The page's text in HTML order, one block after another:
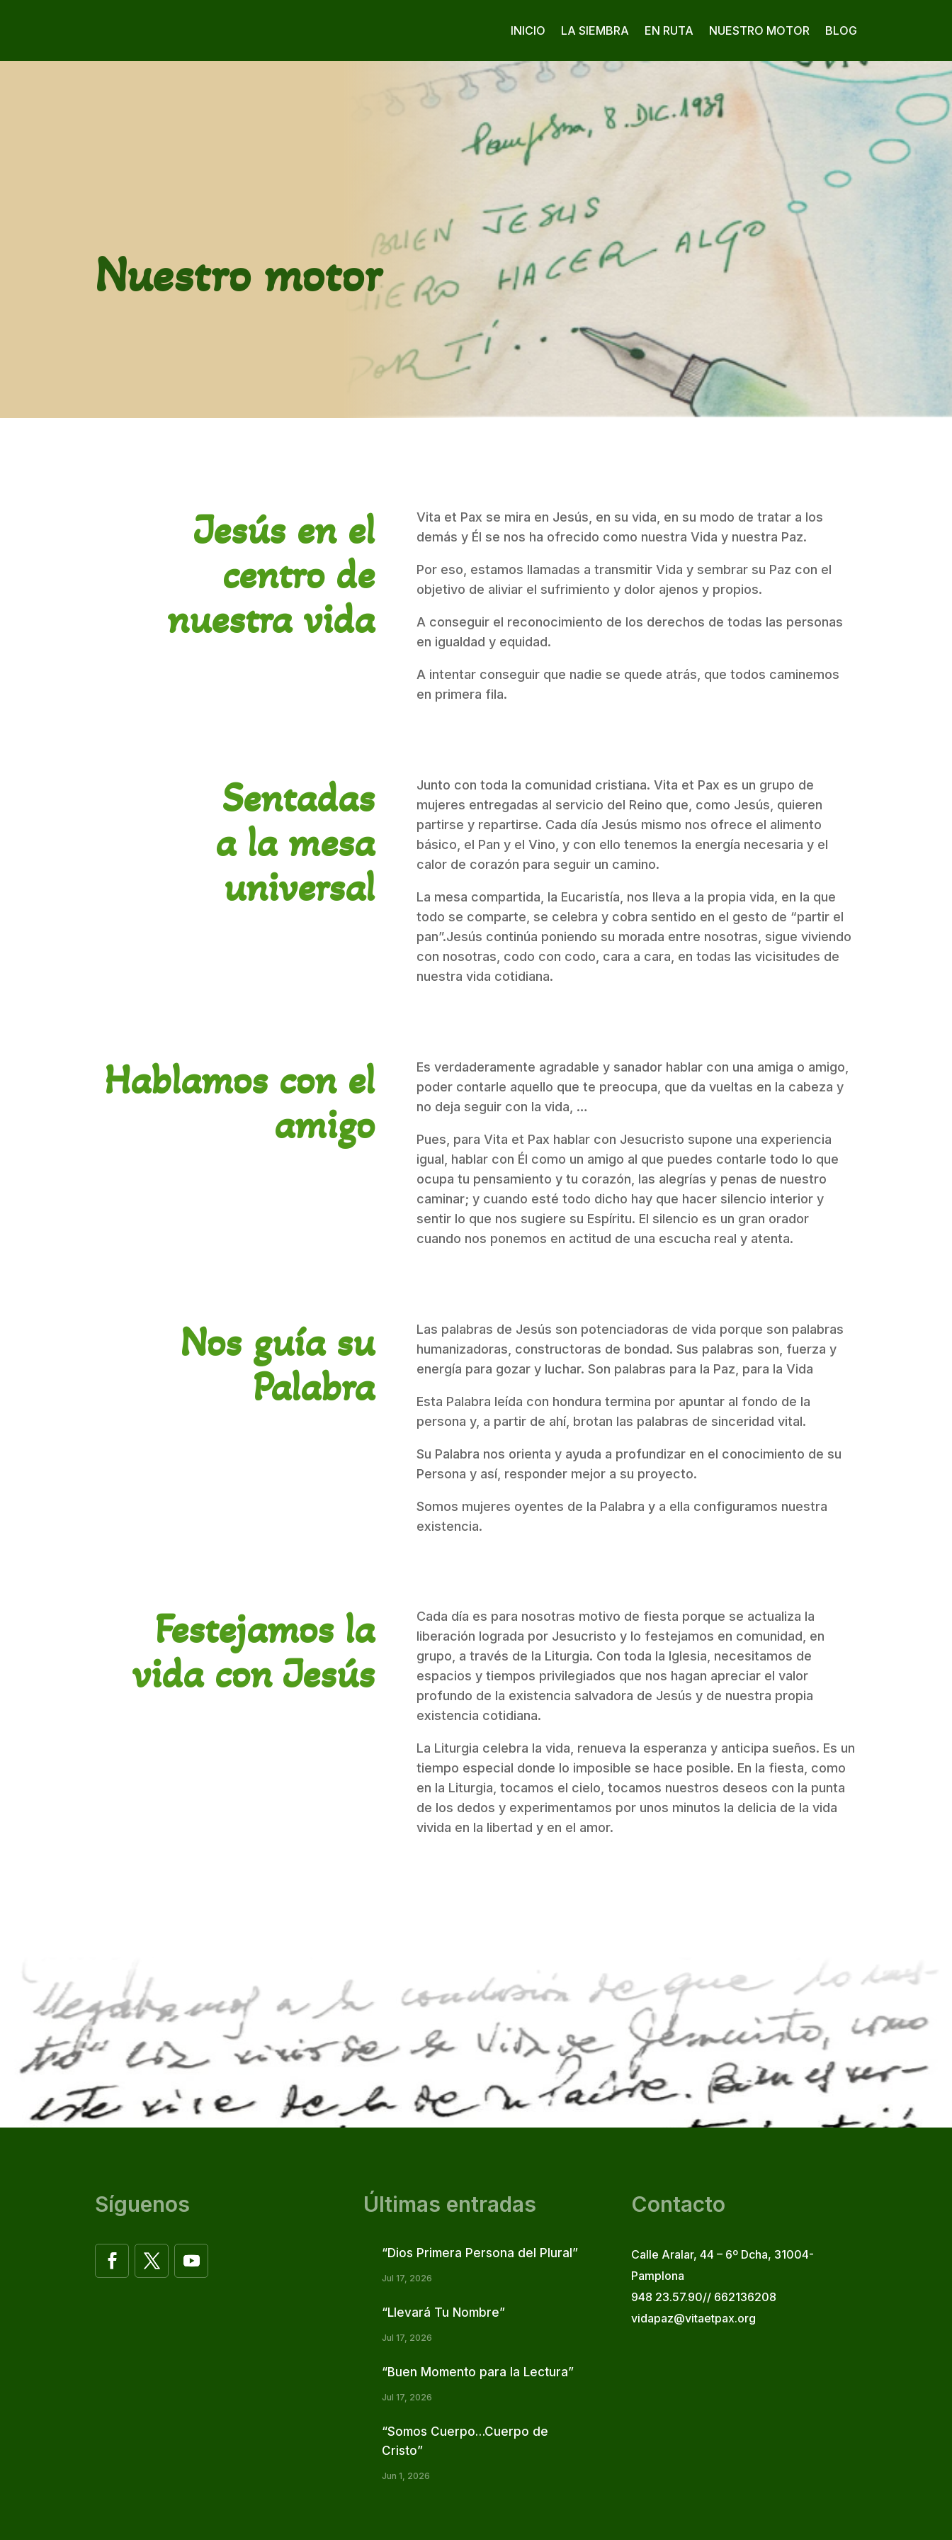
INICIO LA SIEMBRA EN RUTA NUESTRO MOTOR BLOG
Nuestro motor
Jesús en el
centro de
nuestra vida
Vita et Pax se mira en Jesús, en su vida, en su modo de tratar a los
demás y Él se nos ha ofrecido como nuestra Vida y nuestra Paz.
Por eso, estamos llamadas a transmitir Vida y sembrar su Paz con el
objetivo de aliviar el sufrimiento y dolor ajenos y propios.
A conseguir el reconocimiento de los derechos de todas las personas
en igualdad y equidad.
A intentar conseguir que nadie se quede atrás, que todos caminemos
en primera fila.
Sentadas
a la mesa
universal
Junto con toda la comunidad cristiana. Vita et Pax es un grupo de
mujeres entregadas al servicio del Reino que, como Jesús, quieren
partirse y repartirse. Cada día Jesús mismo nos ofrece el alimento
básico, el Pan y el Vino, y con ello tenemos la energía necesaria y el
calor de corazón para seguir un camino.
La mesa compartida, la Eucaristía, nos lleva a la propia vida, en la que
todo se comparte, se celebra y cobra sentido en el gesto de “partir el
pan”.Jesús continúa poniendo su morada entre nosotras, sigue viviendo
con nosotras, codo con codo, cara a cara, en todas las vicisitudes de
nuestra vida cotidiana.
Hablamos con el
amigo
Es verdaderamente agradable y sanador hablar con una amiga o amigo,
poder contarle aquello que te preocupa, que da vueltas en la cabeza y
no deja seguir con la vida, …
Pues, para Vita et Pax hablar con Jesucristo supone una experiencia
igual, hablar con Él como un amigo al que puedes contarle todo lo que
ocupa tu pensamiento y tu corazón, las alegrías y penas de nuestro
caminar; y cuando esté todo dicho hay que hacer silencio interior y
sentir lo que nos sugiere su Espíritu. El silencio es un gran orador
cuando nos ponemos en actitud de una escucha real y atenta.
Nos guía su
Palabra
Las palabras de Jesús son potenciadoras de vida porque son palabras
humanizadoras, constructoras de bondad. Sus palabras son, fuerza y
energía para gozar y luchar. Son palabras para la Paz, para la Vida
Esta Palabra leída con hondura termina por apuntar al fondo de la
persona y, a partir de ahí, brotan las palabras de sinceridad vital.
Su Palabra nos orienta y ayuda a profundizar en el conocimiento de su
Persona y así, responder mejor a su proyecto.
Somos mujeres oyentes de la Palabra y a ella configuramos nuestra
existencia.
Festejamos la
vida con Jesús
Cada día es para nosotras motivo de fiesta porque se actualiza la
liberación lograda por Jesucristo y lo festejamos en comunidad, en
grupo, a través de la Liturgia. Con toda la Iglesia, necesitamos de
espacios y tiempos privilegiados que nos hagan apreciar el valor
profundo de la existencia salvadora de Jesús y de nuestra propia
existencia cotidiana.
La Liturgia celebra la vida, renueva la esperanza y anticipa sueños. Es un
tiempo especial donde lo imposible se hace posible. En la fiesta, como
en la Liturgia, tocamos el cielo, tocamos nuestros deseos con la punta
de los dedos y experimentamos por unos minutos la delicia de la vida
vivida en la libertad y en el amor.
Síguenos Últimas entradas
“Dios Primera Persona del Plural”
Jul 17, 2026
“Llevará Tu Nombre”
Jul 17, 2026
“Buen Momento para la Lectura”
Jul 17, 2026
“Somos Cuerpo…Cuerpo de
Cristo”
Jun 1, 2026
Contacto
Calle Aralar, 44 – 6º Dcha, 31004-
Pamplona
948 23.57.90// 662136208
vidapaz@vitaetpax.org